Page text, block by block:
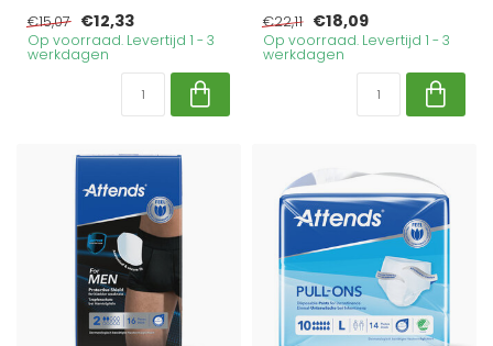
€15,07 €12,33
Op voorraad. Levertijd 1 - 3
werkdagen
€22,11 €18,09
Op voorraad. Levertijd 1 - 3
werkdagen